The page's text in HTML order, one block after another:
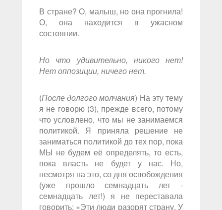
В стране? О, малыш, но она прогнила!
О, она находится в ужасном
состоянии.
Но что удивительно, никого нет!
Нет оппозиции, ничего нет.
(После долгого молчания) На эту тему
я не говорю (3), прежде всего, потому
что условлено, что мы не занимаемся
политикой. Я приняла решение не
заниматься политикой до тех пор, пока
МЫ не будем её определять, то есть,
пока власть не будет у нас. Но,
несмотря на это, со дня освобождения
(уже прошло семнадцать лет -
семнадцать лет!) я не переставала
говорить: «Эти люди разорят страну. У